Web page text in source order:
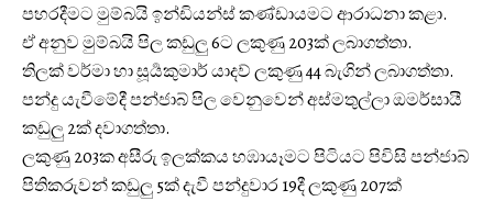
පහරදීමට මුම්බයි ඉන්ඩියන්ස් කණ්ඩායමට ආරාධනා කළා.
ඒ අනුව මුම්බයි පිල කඩුලු 6ට ලකුණු 203ක් ලබාගත්තා.
තිලක් වර්මා හා සූර්‍යකුමාර් යාදව් ලකුණු 44 බැගින් ලබාගත්තා.
පන්දු යැවීමේදී පන්ජාබ් පිල වෙනුවෙන් අස්මතුල්ලා ඔමර්සායී
කඩුලු 2ක් දවාගත්තා.
ලකුණු 203ක අසීරු ඉලක්කය හඹායෑමට පිටියට පිවිසි පන්ජාබ්
පිතිකරුවන් කඩුලු 5ක් දැවී පන්දුවාර 19දී ලකුණු 207ක්